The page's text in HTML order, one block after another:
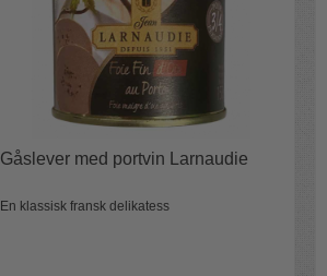
Gåslever med portvin Larnaudie
En klassisk fransk delikatess